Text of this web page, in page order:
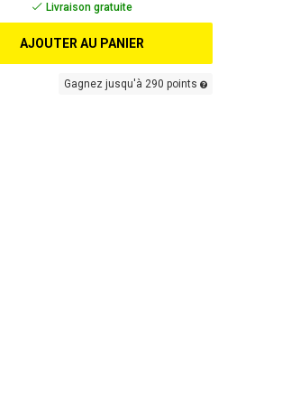
Livraison gratuite
AJOUTER AU PANIER
Gagnez jusqu'à 290 points